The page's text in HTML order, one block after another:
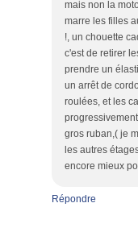
mais non la
marre les filles
!, un chouette
c'est de retirer
prendre un
un arrêt de
roulées, et les
gros ruban,( je
les autres
encore mieux
Répondre